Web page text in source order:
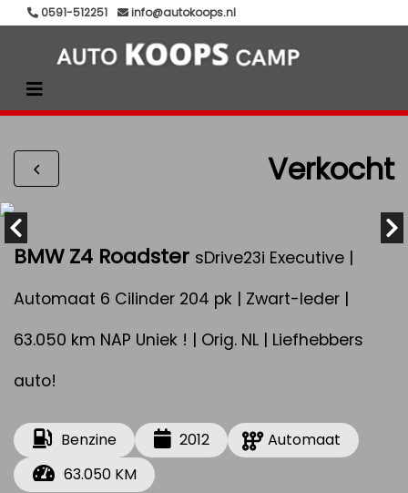
0591-512251 info@autokoops.nl
Verkocht
BMW Z4 Roadster sDrive23i Executive |
Automaat 6 Cilinder 204 pk | Zwart-leder |
63.050 km NAP Uniek ! | Orig. NL | Liefhebbers
auto!
Benzine 2012
Automaat
63.050 KM